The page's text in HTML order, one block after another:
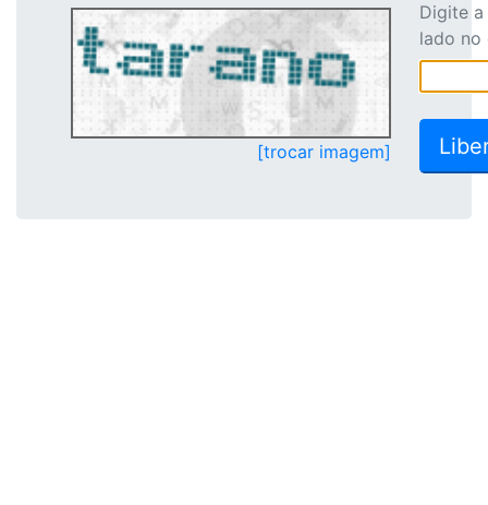
[trocar imagem]
Digite
lado no